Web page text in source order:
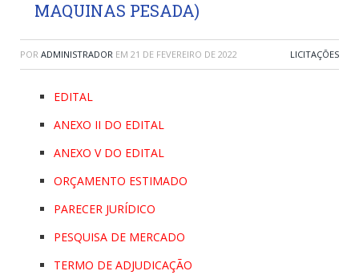
MAQUINAS PESADA)
POR ADMINISTRADOR EM 21 DE FEVEREIRO DE 2022 LICITAÇÕES
EDITAL
ANEXO II DO EDITAL
ANEXO V DO EDITAL
ORÇAMENTO ESTIMADO
PARECER JURÍDICO
PESQUISA DE MERCADO
TERMO DE ADJUDICAÇÃO